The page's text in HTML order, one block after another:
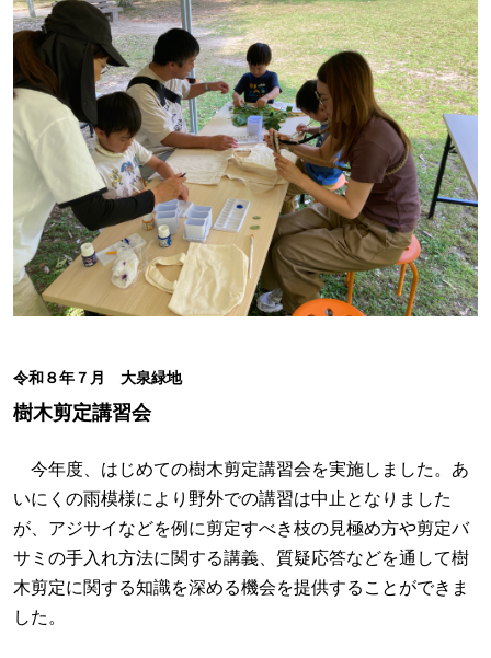
令和８年７月 大泉緑地
樹木剪定講習会
今年度、はじめての樹木剪定講習会を実施しました。あ
いにくの雨模様により野外での講習は中止となりました
が、アジサイなどを例に剪定すべき枝の見極め方や剪定バ
サミの手入れ方法に関する講義、質疑応答などを通して樹
木剪定に関する知識を深める機会を提供することができま
した。